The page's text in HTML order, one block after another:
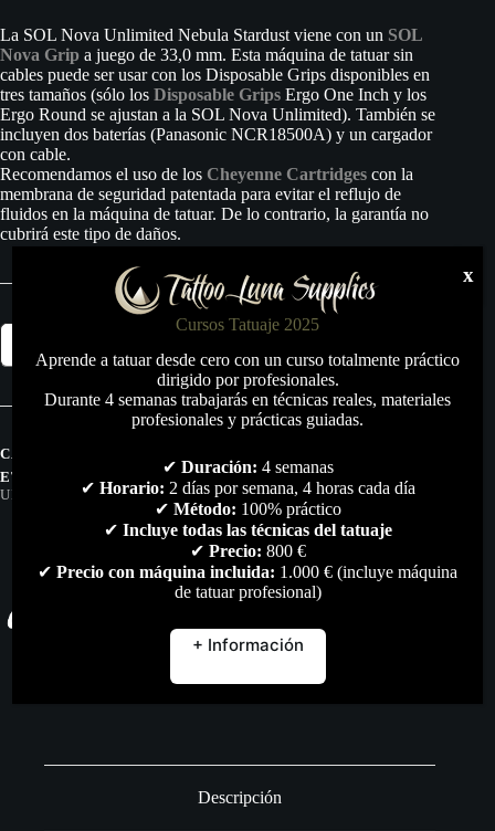
La SOL Nova Unlimited Nebula Stardust viene con un SOL
Nova Grip a juego de 33,0 mm. Esta máquina de tatuar sin
cables puede ser usar con los Disposable Grips disponibles en
tres tamaños (sólo los Disposable Grips Ergo One Inch y los
Ergo Round se ajustan a la SOL Nova Unlimited). También se
incluyen dos baterías (Panasonic NCR18500A) y un cargador
con cable.
Recomendamos el uso de los Cheyenne Cartridges con la
membrana de seguridad patentada para evitar el reflujo de
fluidos en la máquina de tatuar. De lo contrario, la garantía no
cubrirá este tipo de daños.
Sol
Unlimited
Stardust
CATEGORÍAS:
ETIQUETAS:
CHEYENNE ,NOVA,SOL, SOL-NOVA
UNLIMITED, TATTOO,TATTOO-PEN
Descripción
Cursos Tatuaje 2025
Aprende a tatuar desde cero con un curso totalmente práctico
dirigido por profesionales.
Durante 4 semanas trabajarás en técnicas reales, materiales
profesionales y prácticas guiadas.
✔ Duración: 4 semanas
✔ Horario: 2 días por semana, 4 horas cada día
✔ Método: 100% práctico
✔ Incluye todas las técnicas del tatuaje
✔ Precio: 800 €
✔ Precio con máquina incluida: 1.000 € (incluye máquina
de tatuar profesional)
+ Información
x